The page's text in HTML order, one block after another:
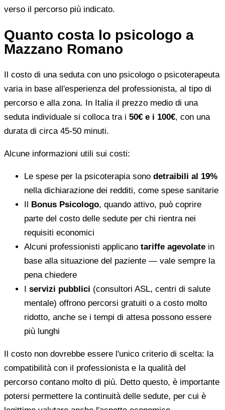
verso il percorso più indicato.
Quanto costa lo psicologo a
Mazzano Romano
Il costo di una seduta con uno psicologo o psicoterapeuta
varia in base all'esperienza del professionista, al tipo di
percorso e alla zona. In Italia il prezzo medio di una
seduta individuale si colloca tra i 50€ e i 100€, con una
durata di circa 45-50 minuti.
Alcune informazioni utili sui costi:
Le spese per la psicoterapia sono detraibili al 19%
nella dichiarazione dei redditi, come spese sanitarie
Il Bonus Psicologo, quando attivo, può coprire
parte del costo delle sedute per chi rientra nei
requisiti economici
Alcuni professionisti applicano tariffe agevolate in
base alla situazione del paziente — vale sempre la
pena chiedere
I servizi pubblici (consultori ASL, centri di salute
mentale) offrono percorsi gratuiti o a costo molto
ridotto, anche se i tempi di attesa possono essere
più lunghi
Il costo non dovrebbe essere l'unico criterio di scelta: la
compatibilità con il professionista e la qualità del
percorso contano molto di più. Detto questo, è importante
potersi permettere la continuità delle sedute, per cui è